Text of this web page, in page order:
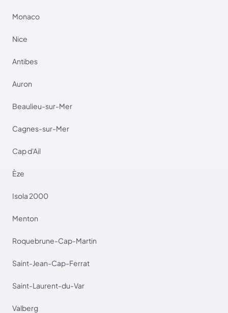
Monaco
Nice
Antibes
Auron
Beaulieu-sur-Mer
Cagnes-sur-Mer
Cap d'Ail
Èze
Isola 2000
Menton
Roquebrune-Cap-Martin
Saint-Jean-Cap-Ferrat
Saint-Laurent-du-Var
Valberg